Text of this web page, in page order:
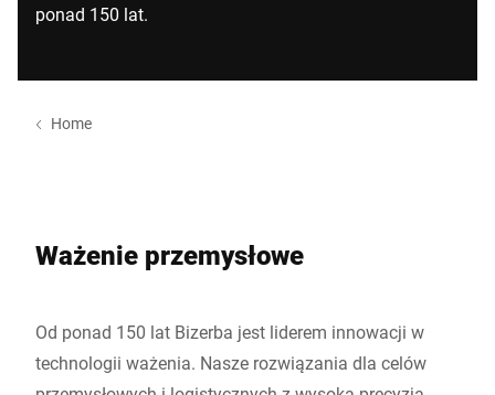
ponad 150 lat.
Home
Ważenie przemysłowe
Od ponad 150 lat Bizerba jest liderem innowacji w
technologii ważenia. Nasze rozwiązania dla celów